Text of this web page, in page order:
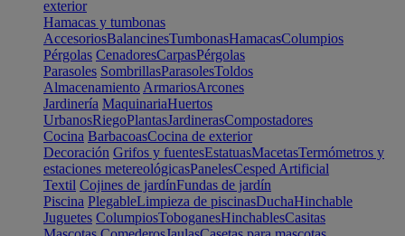
exterior
Hamacas y tumbonas
AccesoriosBalancinesTumbonasHamacasColumpios
Pérgolas CenadoresCarpasPérgolas
Parasoles SombrillasParasolesToldos
Almacenamiento ArmariosArcones
Jardinería MaquinariaHuertos
UrbanosRiegoPlantasJardinerasCompostadores
Cocina BarbacoasCocina de exterior
Decoración Grifos y fuentesEstatuasMacetasTermómetros y
estaciones metereológicasPanelesCesped Artificial
Textil Cojines de jardínFundas de jardín
Piscina PlegableLimpieza de piscinasDuchaHinchable
Juguetes ColumpiosToboganesHinchablesCasitas